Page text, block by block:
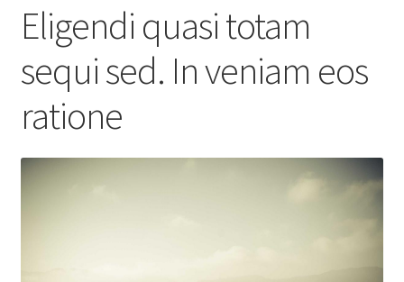
Eligendi quasi totam
sequi sed. In veniam eos
ratione